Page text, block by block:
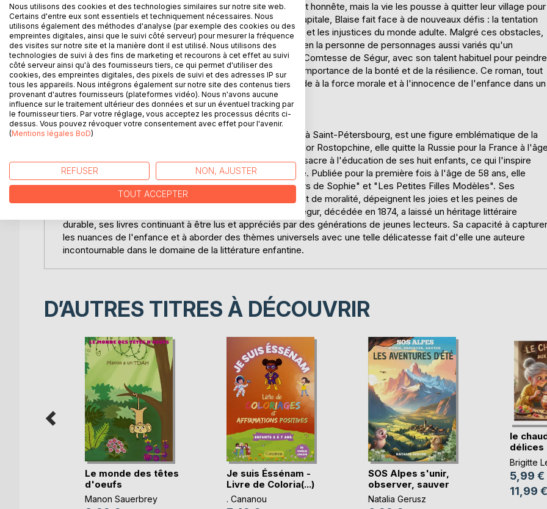
Orphelin de mère, il vit avec son père, un homme simple et honnête, mais la vie les pousse à quitter leur village pour
Paris, à la recherche d'une existence meilleure. Dans la capitale, Blaise fait face à de nouveaux défis : la tentation
de la facilité, les moqueries de ses camarades de classe, et les injustices du monde adulte. Malgré ces obstacles,
il reste fidèle à ses valeurs, trouvant des alliés inattendus en la personne de personnages aussi variés qu'un
instituteur bienveillant et une vieille dame excentrique. La Comtesse de Ségur, avec son talent habituel pour peindre
des portraits vivants et nuancés, illustre à travers Blaise l'importance de la bonté et de la résilience. Ce roman, tout
en étant une critique sociale subtile, est également une ode à la force morale et à l'innocence de l'enfance dans un
monde en mutation.
L'AUTEUR :
La Comtesse de Ségur, née Sophie Rostopchine en 1799 à Saint-Pétersbourg, est une figure emblématique de la
littérature pour enfants du XIXe siècle. Fille du comte Fiodor Rostopchine, elle quitte la Russie pour la France à
de 19 ans. Mariée au comte Eugène de Ségur, elle se consacre à l'éducation de ses huit enfants, ce qui l'inspire
dans l'écriture de ses célèbres ouvrages pour la jeunesse. Publiée pour la première fois à l'âge de 58 ans, elle
rencontre le succès avec des titres comme "Les Malheurs de Sophie" et "Les Petites Filles Modèles". Ses
oeuvres, souvent marquées par un mélange de réalisme et de moralité, dépeignent les joies et les peines de
l'enfance avec une sensibilité unique. La Comtesse de Ségur, décédée en 1874, a laissé un héritage littéraire
durable, ses livres continuant à être lus et appréciés par des générations de jeunes lecteurs. Sa capacité à capturer
les nuances de l'enfance et à aborder des thèmes universels avec une telle délicatesse fait d'elle une auteure
incontournable dans le domaine de la littérature enfantine.
D’AUTRES TITRES À DÉCOUVRIR
Le monde des têtes
d'oeufs
Manon Sauerbrey
Je suis Éssénam -
Livre de Coloria(...)
. Cananou
SOS Alpes s'unir,
observer, sauver
Natalia Gerusz
le
délices
Brigitte
5,99 €
11,99 €
Nous utilisons des cookies et des technologies similaires sur notre site web.
Certains d'entre eux sont essentiels et techniquement nécessaires. Nous
utilisons également des méthodes d'analyse (par exemple des cookies ou des
empreintes digitales, ainsi que le suivi côté serveur) pour mesurer la fréquence
des visites sur notre site et la manière dont il est utilisé. Nous utilisons des
technologies de suivi à des fins de marketing et recourons à cet effet au suivi
côté serveur ainsi qu'à des fournisseurs tiers, ce qui permet d'utiliser des
cookies, des empreintes digitales, des pixels de suivi et des adresses IP sur
tous les appareils. Nous intégrons également sur notre site des contenus tiers
provenant d'autres fournisseurs (plateformes vidéo). Nous n'avons aucune
influence sur le traitement ultérieur des données et sur un éventuel tracking par
le fournisseur tiers. Par votre réglage, vous acceptez les processus décrits ci-
dessus. Vous pouvez révoquer votre consentement avec effet pour l'avenir.
(Mentions légales BoD)
REFUSER NON, AJUSTER
TOUT ACCEPTER